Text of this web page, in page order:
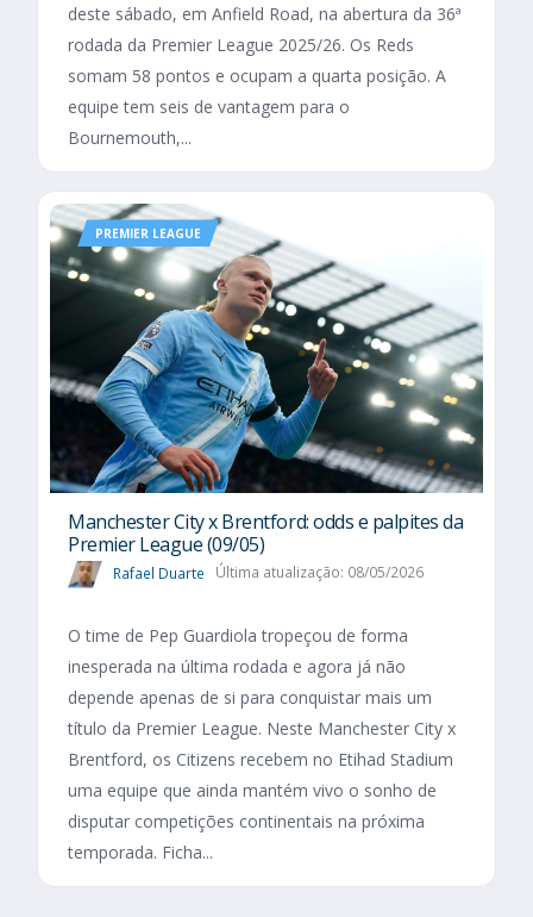
deste sábado, em Anfield Road, na abertura da 36ª
rodada da Premier League 2025/26. Os Reds
somam 58 pontos e ocupam a quarta posição. A
equipe tem seis de vantagem para o
Bournemouth,...
PREMIER LEAGUE
Manchester City x Brentford: odds e palpites da
Premier League (09/05)
Rafael Duarte Última atualização: 08/05/2026
O time de Pep Guardiola tropeçou de forma
inesperada na última rodada e agora já não
depende apenas de si para conquistar mais um
título da Premier League. Neste Manchester City x
Brentford, os Citizens recebem no Etihad Stadium
uma equipe que ainda mantém vivo o sonho de
disputar competições continentais na próxima
temporada. Ficha...